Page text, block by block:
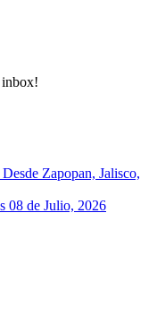
inbox!
Zapopan, Jalisco,
08 de Julio, 2026